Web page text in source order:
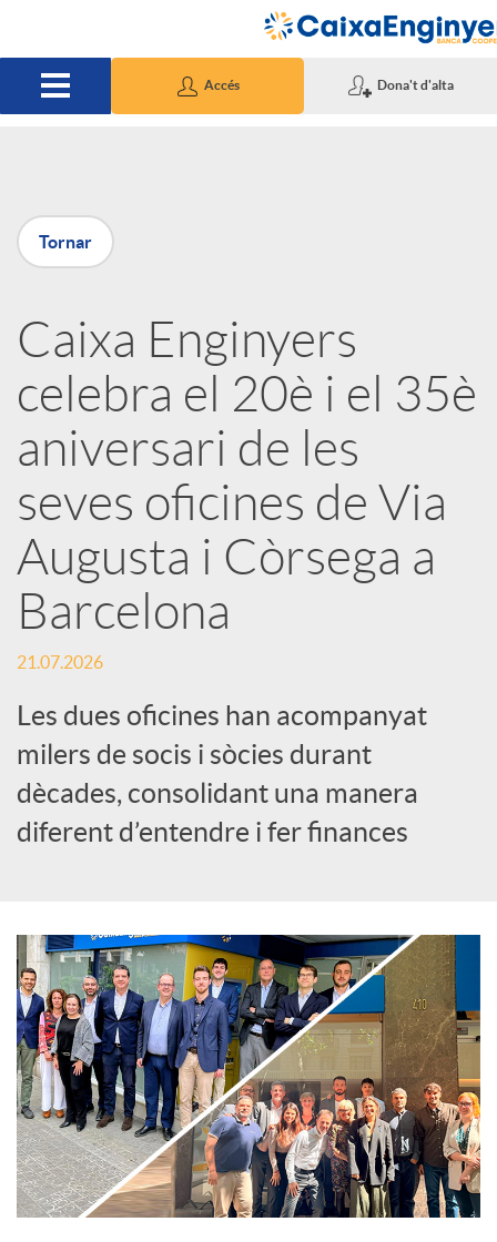
Accés Dona't d'alta
P
u
b
l
i
c
a
d
o
r
e
c
o
n
Tornar
Caixa Enginyers
celebra el 20è i el 35è
aniversari de les
seves oficines de Via
Augusta i Còrsega a
Barcelona
21.07.2026
Les dues oficines han acompanyat
milers de socis i sòcies durant
dècades, consolidant una manera
diferent d’entendre i fer finances